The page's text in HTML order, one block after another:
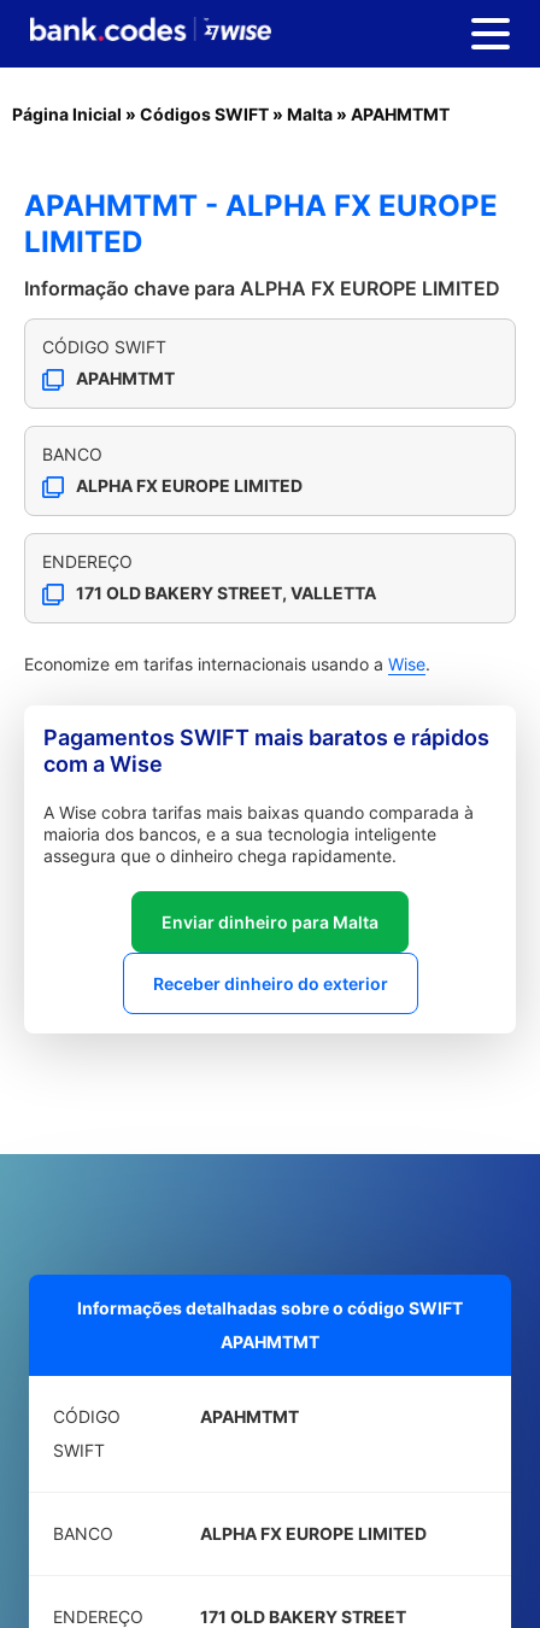
Página Inicial » Códigos SWIFT » Malta » APAHMTMT
APAHMTMT - ALPHA FX EUROPE
LIMITED
Informação chave para ALPHA FX EUROPE LIMITED
CÓDIGO SWIFT
APAHMTMT
BANCO
ALPHA FX EUROPE LIMITED
ENDEREÇO
171 OLD BAKERY STREET, VALLETTA
Economize em tarifas internacionais usando a Wise.
Pagamentos SWIFT mais baratos e rápidos
com a Wise
A Wise cobra tarifas mais baixas quando comparada à
maioria dos bancos, e a sua tecnologia inteligente
assegura que o dinheiro chega rapidamente.
Enviar dinheiro para Malta
Receber dinheiro do exterior
Informações detalhadas sobre o código SWIFT
APAHMTMT
CÓDIGO
SWIFT
APAHMTMT
BANCO ALPHA FX EUROPE LIMITED
ENDEREÇO 171 OLD BAKERY STREET